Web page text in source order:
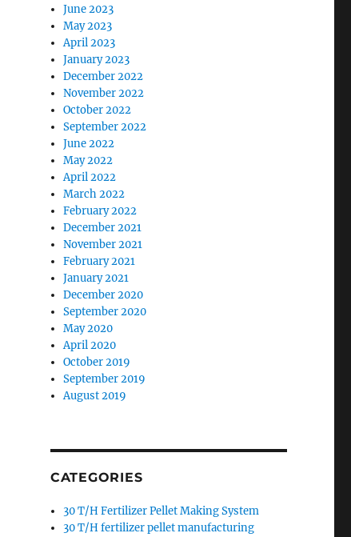
June 2023
May 2023
April 2023
January 2023
December 2022
November 2022
October 2022
September 2022
June 2022
May 2022
April 2022
March 2022
February 2022
December 2021
November 2021
February 2021
January 2021
December 2020
September 2020
May 2020
April 2020
October 2019
September 2019
August 2019
CATEGORIES
30 T/H Fertilizer Pellet Making System
30 T/H fertilizer pellet manufacturing